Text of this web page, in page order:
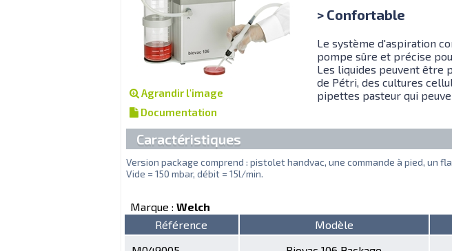
Agrandir l'image
Documentation
> Confortable
Le système d'aspiration
pompe sûre et précise
Les liquides peuvent être
de Pétri, des cultures
pipettes pasteur qui
Caractéristiques
Version package comprend : pistolet handvac, une commande à pied, un
Vide = 150 mbar, débit = 15l/min.
Marque : Welch
Référence
Modèle